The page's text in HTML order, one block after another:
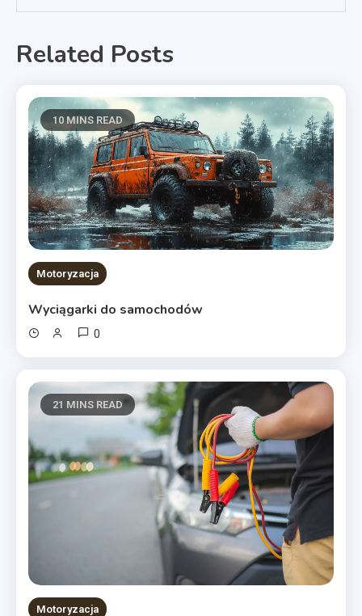
Related Posts
10 MINS READ
Motoryzacja
Wyciągarki do samochodów
0
21 MINS READ
Motoryzacja